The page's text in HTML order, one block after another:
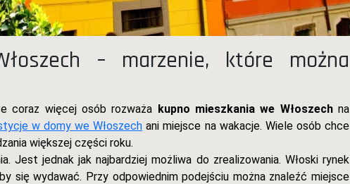
– marzenie, które można
coraz więcej osób rozważa kupno mieszkania we Włoszechna
w domy we Włoszech ani miejsce na wakacje. Wiele osób chce
większej części roku.
Jest jednak jak najbardziej możliwa do zrealizowania. Włoski rynek
się wydawać. Przy odpowiednim podejściu można znaleźć miejsce